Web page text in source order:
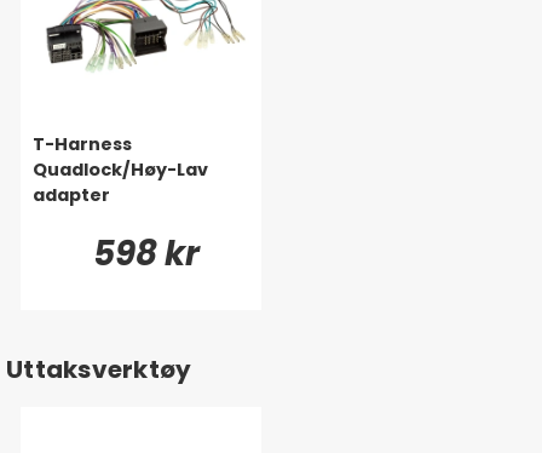
T-Harness
Quadlock/Høy-Lav
adapter
598 kr
Uttaksverktøy